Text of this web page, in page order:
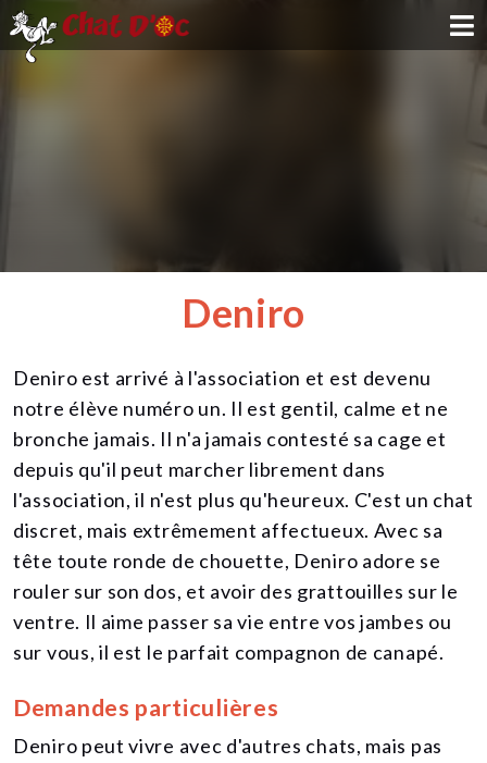
NOUS SOUTENIR
CONTACT
Deniro
Deniro est arrivé à l'association et est devenu
notre élève numéro un. Il est gentil, calme et ne
bronche jamais. Il n'a jamais contesté sa cage et
depuis qu'il peut marcher librement dans
l'association, il n'est plus qu'heureux. C'est un chat
discret, mais extrêmement affectueux. Avec sa
tête toute ronde de chouette, Deniro adore se
rouler sur son dos, et avoir des grattouilles sur le
ventre. Il aime passer sa vie entre vos jambes ou
sur vous, il est le parfait compagnon de canapé.
Demandes particulières
Deniro peut vivre avec d'autres chats, mais pas